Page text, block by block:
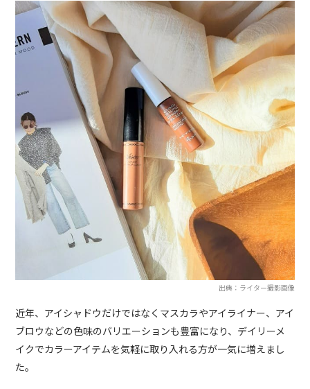
出典：ライター撮影画像
近年、アイシャドウだけではなくマスカラやアイライナー、アイ
ブロウなどの色味のバリエーションも豊富になり、デイリーメ
イクでカラーアイテムを気軽に取り入れる方が一気に増えまし
た。